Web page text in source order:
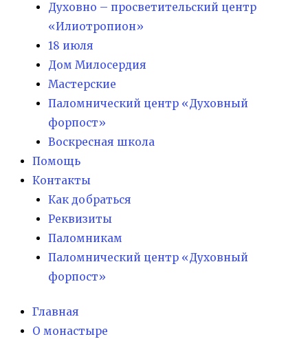
Духовно – просветительский центр
«Илиотропион»
18 июля
Дом Милосердия
Мастерские
Паломнический центр «Духовный
форпост»
Воскресная школа
Помощь
Контакты
Как добраться
Реквизиты
Паломникам
Паломнический центр «Духовный
форпост»
Главная
О монастыре